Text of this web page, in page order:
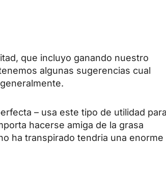
que incluyo ganando nuestro
algunas sugerencias cual
– usa este tipo de utilidad para
hacerse amiga de la grasa
ha transpirado tendria una enorme